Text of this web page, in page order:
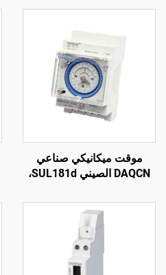
موقت ميكانيكي صناعي
DAQCN الصيني SUL181d،
مع تيار أقصاه 16 أمبير